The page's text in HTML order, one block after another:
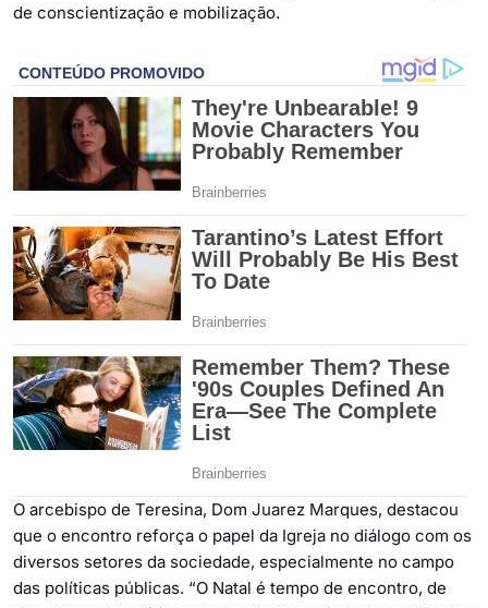
de conscientização e mobilização.
O arcebispo de Teresina, Dom Juarez Marques, destacou
que o encontro reforça o papel da Igreja no diálogo com os
diversos setores da sociedade, especialmente no campo
das políticas públicas. “O Natal é tempo de encontro, de